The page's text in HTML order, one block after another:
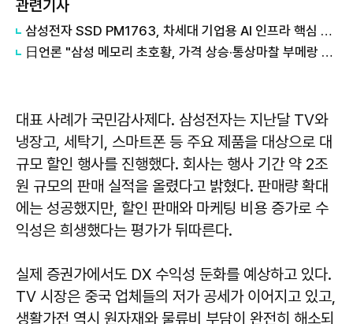
관련기사
삼성전자 SSD PM1763, 차세대 기업용 AI 인프라 핵심 솔루션 기대
日언론 "삼성 메모리 초호황, 가격 상승·통상마찰 부메랑 될 수도"
대표 사례가 국민감사제다. 삼성전자는 지난달 TV와
냉장고, 세탁기, 스마트폰 등 주요 제품을 대상으로 대
규모 할인 행사를 진행했다. 회사는 행사 기간 약 2조
원 규모의 판매 실적을 올렸다고 밝혔다. 판매량 확대
에는 성공했지만, 할인 판매와 마케팅 비용 증가로 수
익성은 희생했다는 평가가 뒤따른다.
실제 증권가에서도 DX 수익성 둔화를 예상하고 있다.
TV 시장은 중국 업체들의 저가 공세가 이어지고 있고,
생활가전 역시 원자재와 물류비 부담이 완전히 해소되